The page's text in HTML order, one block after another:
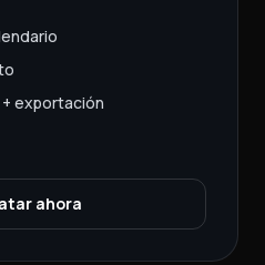
exportación
ahora